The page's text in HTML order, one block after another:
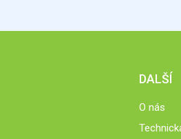
DALŠÍ
O nás